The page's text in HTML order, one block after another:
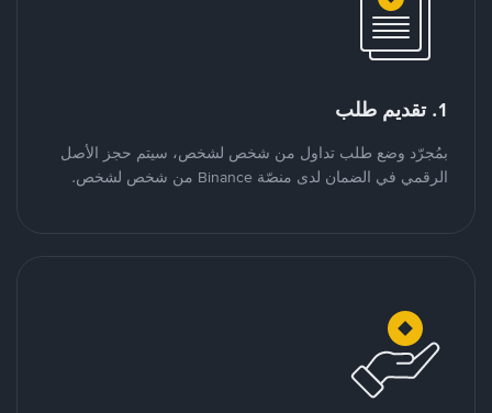
1. تقديم طلب
بمُجرّد وضع طلب تداول من شخص لشخص، سيتم حجز الأصل
الرقمي في الضمان لدى منصّة Binance من شخص لشخص.